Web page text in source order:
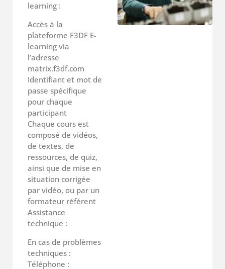
learning :
Accès à la
plateforme F3DF E-
learning via
l’adresse
matrix.f3df.com
Identifiant et mot de
passe spécifique
pour chaque
participant
Chaque cours est
composé de vidéos,
de textes, de
ressources, de quiz,
ainsi que de mise en
situation corrigée
par vidéo, ou par un
formateur référent
Assistance
technique :
En cas de problèmes
techniques :
Téléphone :